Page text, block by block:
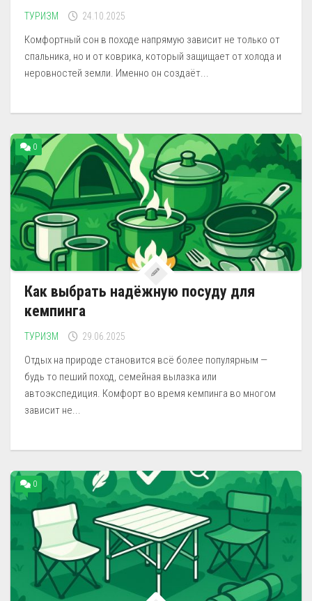
ТУРИЗМ 24.10.2025
Комфортный сон в походе напрямую зависит не только от
спальника, но и от коврика, который защищает от холода и
неровностей земли. Именно он создаёт...
0
Как выбрать надёжную посуду для
кемпинга
ТУРИЗМ 29.06.2025
Отдых на природе становится всё более популярным —
будь то пеший поход, семейная вылазка или
автоэкспедиция. Комфорт во время кемпинга во многом
зависит не...
0